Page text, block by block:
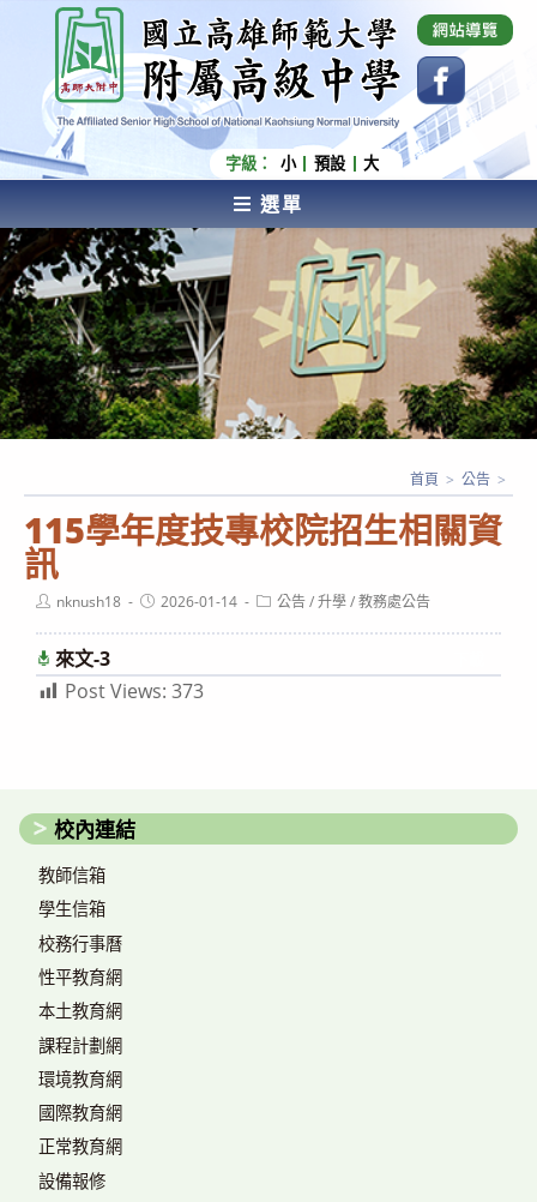
內
容
國立高雄師範大學附屬高級中學 Affiliated Senior
High School of National Kaohsiung Normal
University
字級： 小 預設 大
選單
AFFILIATED SENIOR HIGH SCHOOL OF NATIONAL
KAOHSIUNG NORMAL UNIVERSITY
115學年度技專校院招生相關資
訊
首頁 > 公告 >
Postnknush18
Post2026-01-14
Post公告/升學/教務處公告
來文-3
Post Views: 373
校內連結
教師信箱
學生信箱
校務行事曆
性平教育網
本土教育網
課程計劃網
環境教育網
國際教育網
正常教育網
設備報修